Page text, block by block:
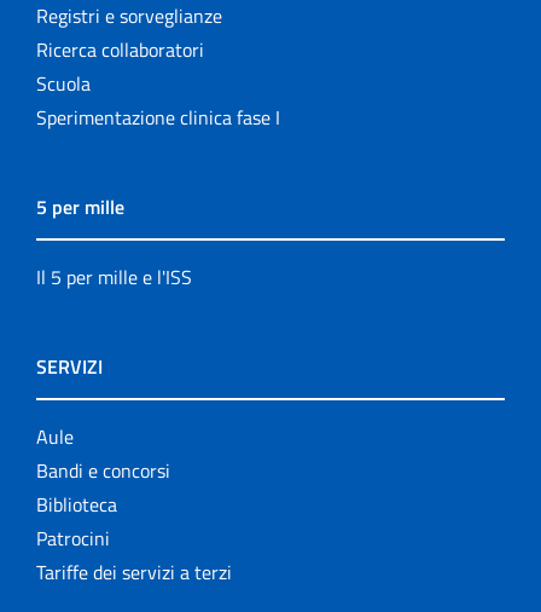
Registri e sorveglianze
Ricerca collaboratori
Scuola
Sperimentazione clinica fase I
5 per mille
Il 5 per mille e l'ISS
SERVIZI
Aule
Bandi e concorsi
Biblioteca
Patrocini
Tariffe dei servizi a terzi